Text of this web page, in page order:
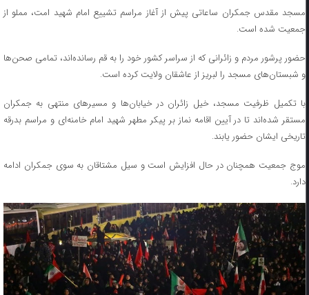
مسجد مقدس جمکران ساعاتی پیش از آغاز مراسم تشییع امام شهید امت، مملو از
جمعیت شده است.
حضور پرشور مردم و زائرانی که از سراسر کشور خود را به قم رسانده‌اند، تمامی صحن‌ها
و شبستان‌های مسجد را لبریز از عاشقان ولایت کرده است.
با تکمیل ظرفیت مسجد، خیل زائران در خیابان‌ها و مسیرهای منتهی به جمکران
مستقر شده‌اند تا در آیین اقامه نماز بر پیکر مطهر شهید امام خامنه‌ای و مراسم بدرقه
تاریخی ایشان حضور یابند.
موج جمعیت همچنان در حال افزایش است و سیل مشتاقان به سوی جمکران ادامه
دارد.